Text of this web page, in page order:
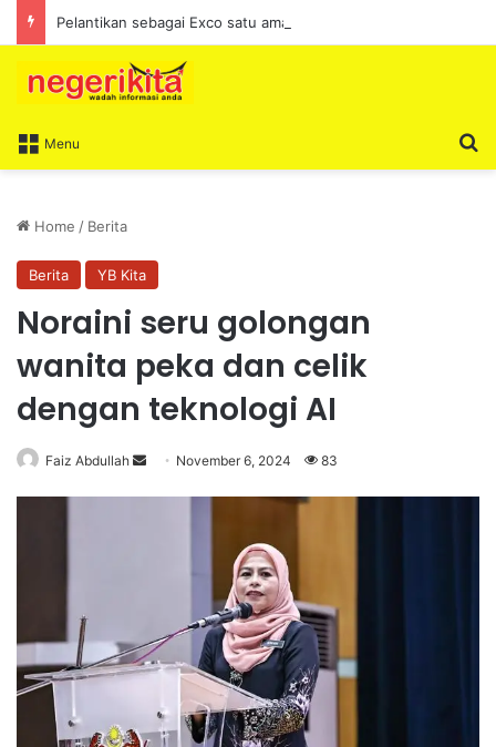
Menu
Home / Berita
Berita YB Kita
Noraini seru golongan
wanita peka dan celik
dengan teknologi AI
Faiz Abdullah
m
a
November 6, 2024 83